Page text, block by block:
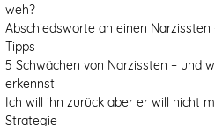
weh?
Abschiedsworte an einen Narzissten
Tipps
5 Schwächen von Narzissten – und
erkennst
Ich will ihn zurück aber er will nicht
Strategie